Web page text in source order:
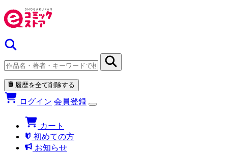
履歴を全て削除する
ログイン 会員登録
カート
初めての方
お知らせ